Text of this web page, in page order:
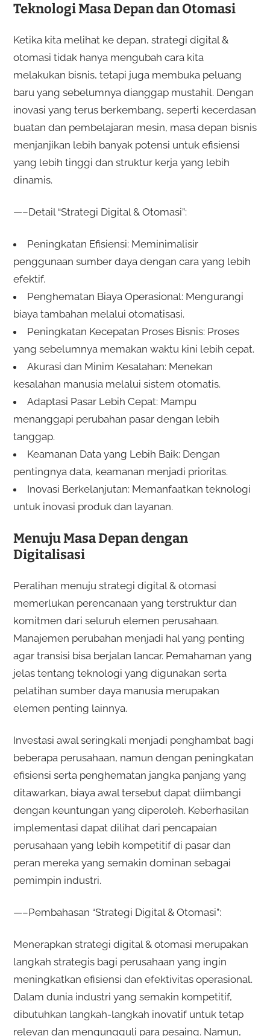
Teknologi Masa Depan dan Otomasi
Ketika kita melihat ke depan, strategi digital &
otomasi tidak hanya mengubah cara kita
melakukan bisnis, tetapi juga membuka peluang
baru yang sebelumnya dianggap mustahil. Dengan
inovasi yang terus berkembang, seperti kecerdasan
buatan dan pembelajaran mesin, masa depan bisnis
menjanjikan lebih banyak potensi untuk efisiensi
yang lebih tinggi dan struktur kerja yang lebih
dinamis.
—–Detail “Strategi Digital & Otomasi”:
Peningkatan Efisiensi: Meminimalisir
penggunaan sumber daya dengan cara yang lebih
efektif.
Penghematan Biaya Operasional: Mengurangi
biaya tambahan melalui otomatisasi.
Peningkatan Kecepatan Proses Bisnis: Proses
yang sebelumnya memakan waktu kini lebih cepat.
Akurasi dan Minim Kesalahan: Menekan
kesalahan manusia melalui sistem otomatis.
Adaptasi Pasar Lebih Cepat: Mampu
menanggapi perubahan pasar dengan lebih
tanggap.
Keamanan Data yang Lebih Baik: Dengan
pentingnya data, keamanan menjadi prioritas.
Inovasi Berkelanjutan: Memanfaatkan teknologi
untuk inovasi produk dan layanan.
Menuju Masa Depan dengan
Digitalisasi
Peralihan menuju strategi digital & otomasi
memerlukan perencanaan yang terstruktur dan
komitmen dari seluruh elemen perusahaan.
Manajemen perubahan menjadi hal yang penting
agar transisi bisa berjalan lancar. Pemahaman yang
jelas tentang teknologi yang digunakan serta
pelatihan sumber daya manusia merupakan
elemen penting lainnya.
Investasi awal seringkali menjadi penghambat bagi
beberapa perusahaan, namun dengan peningkatan
efisiensi serta penghematan jangka panjang yang
ditawarkan, biaya awal tersebut dapat diimbangi
dengan keuntungan yang diperoleh. Keberhasilan
implementasi dapat dilihat dari pencapaian
perusahaan yang lebih kompetitif di pasar dan
peran mereka yang semakin dominan sebagai
pemimpin industri.
—–Pembahasan “Strategi Digital & Otomasi”:
Menerapkan strategi digital & otomasi merupakan
langkah strategis bagi perusahaan yang ingin
meningkatkan efisiensi dan efektivitas operasional.
Dalam dunia industri yang semakin kompetitif,
dibutuhkan langkah-langkah inovatif untuk tetap
relevan dan mengungguli para pesaing. Namun,